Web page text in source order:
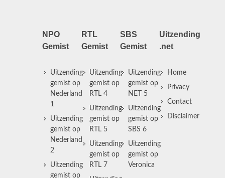
NPO
Gemist
Uitzending
gemist op
Nederland
1
Uitzending
gemist op
Nederland
2
Uitzending
gemist op
RTL
Gemist
Uitzending
gemist op
RTL 4
Uitzending
gemist op
RTL 5
Uitzending
gemist op
RTL 7
SBS
Gemist
Uitzending
gemist op
NET 5
Uitzending
gemist op
SBS 6
Uitzending
gemist op
Veronica
Uitzending
.net
Home
Privacy
Contact
Disclaimer